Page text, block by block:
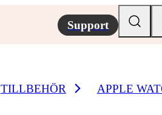
Support
TILLBEHÖR APPLE